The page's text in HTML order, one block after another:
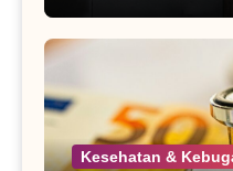
Kesehatan &